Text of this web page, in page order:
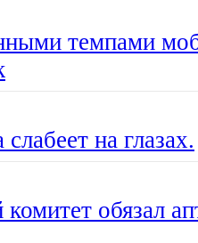
темпами
на глазах.
обязал